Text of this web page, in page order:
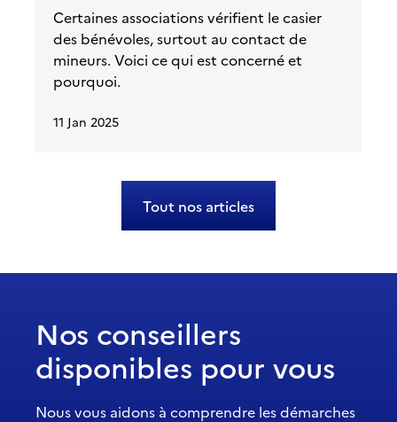
Certaines associations vérifient le casier
des bénévoles, surtout au contact de
mineurs. Voici ce qui est concerné et
pourquoi.
11 Jan 2025
Tout nos articles
Nos conseillers
disponibles pour vous
Nous vous aidons à comprendre les démarches